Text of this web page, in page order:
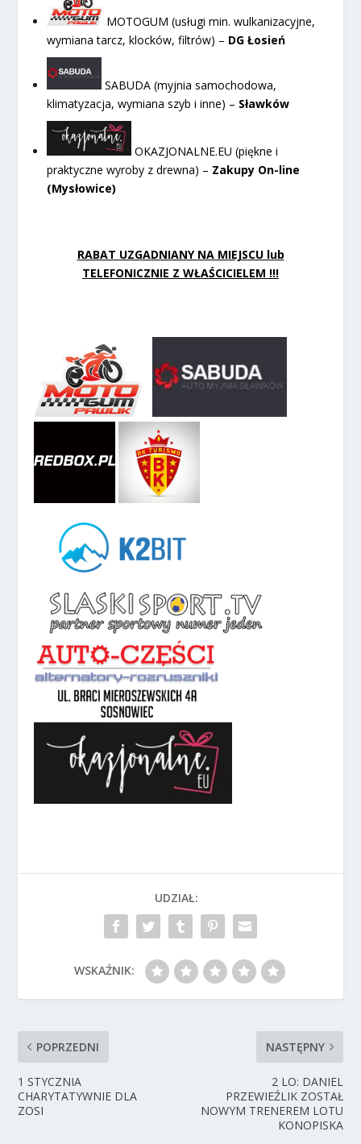
MOTOGUM (usługi min. wulkanizacyjne,
wymiana tarcz, klocków, filtrów) – DG Łosień
SABUDA (myjnia samochodowa,
klimatyzacja, wymiana szyb i inne) – Sławków
OKAZJONALNE.EU (piękne i
praktyczne wyroby z drewna) – Zakupy On-line
(Mysłowice)
RABAT UZGADNIANY NA MIEJSCU lub
TELEFONICZNIE Z WŁAŚCICIELEM !!!
UDZIAŁ:
WSKAŹNIK:
POPRZEDNI
1 STYCZNIA
CHARYTATYWNIE DLA
ZOSI
NASTĘPNY
2 LO: DANIEL
PRZEWIEŹLIK ZOSTAŁ
NOWYM TRENEREM LOTU
KONOPISKA